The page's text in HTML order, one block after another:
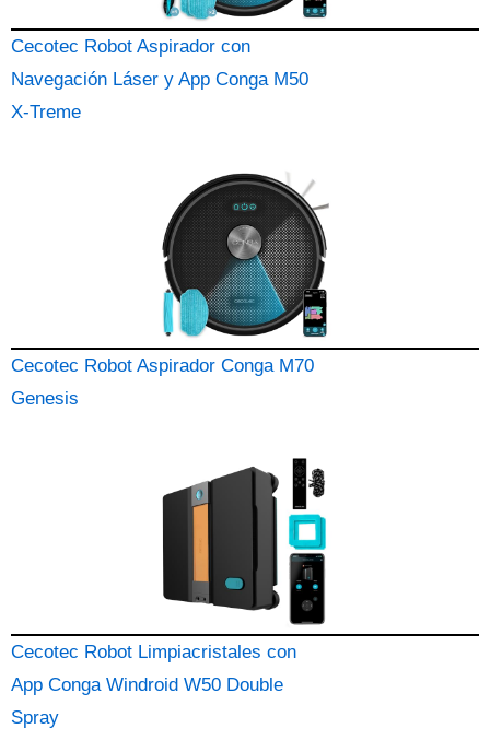
Cecotec Robot Aspirador con
Navegación Láser y App Conga M50
X-Treme
Cecotec Robot Aspirador Conga M70
Genesis
Cecotec Robot Limpiacristales con
App Conga Windroid W50 Double
Spray